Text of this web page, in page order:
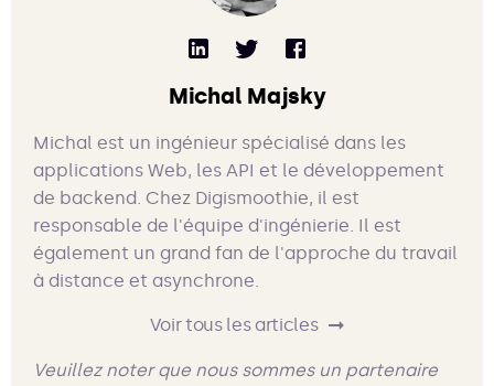
Michal Majsky
Michal est un ingénieur spécialisé dans les
applications Web, les API et le développement
de backend. Chez Digismoothie, il est
responsable de l'équipe d'ingénierie. Il est
également un grand fan de l'approche du travail
à distance et asynchrone.
Voir tous les articles
Veuillez noter que nous sommes un partenaire